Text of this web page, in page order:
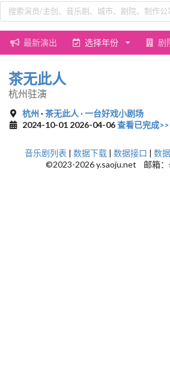
最新演出 选择年份 剧
茶无此人
杭州驻演
杭州 ·茶无此人 · 一台好戏小剧场
2024-10-01 2026-04-06查看已完成>>
音乐剧列表 | 数据下载 | 数据接口 | 数
©2023-2026 y.saoju.net 邮箱：